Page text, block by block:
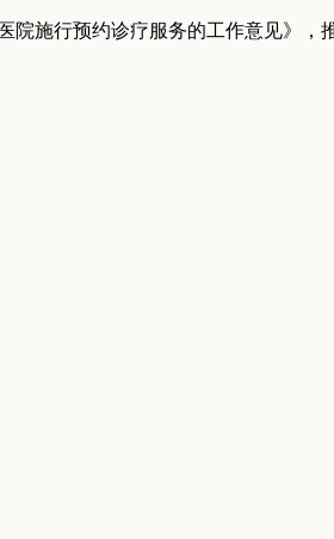
施行预约诊疗服务的工作意见》，